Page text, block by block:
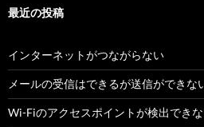
最近の投稿
インターネットがつながらない
メールの受信はできるが送信ができな
Wi-Fiのアクセスポイントが検出でき